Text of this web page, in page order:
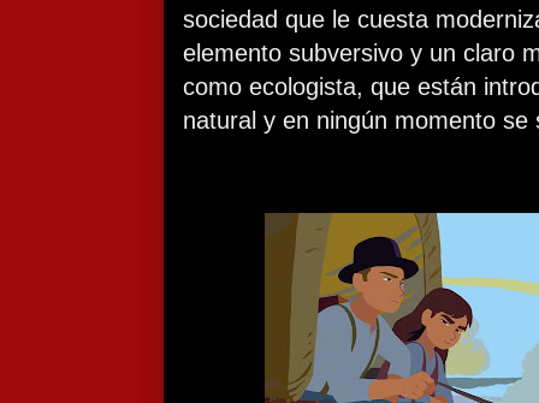
sociedad que le cuesta
elemento subversivo y un claro
como ecologista, que están
natural y en ningún momento se